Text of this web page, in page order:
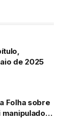
de 2025
Folha sobre